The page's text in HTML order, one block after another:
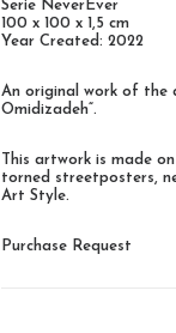
Serie NeverEver
100 x 100 x 1,5 cm
Year Created: 2022
An original work of the
Omidizadeh“.
This artwork is made
torned streetposters,
Art Style.
Purchase Request